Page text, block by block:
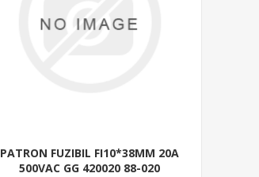
PATRON FUZIBIL FI10*38MM 20A
500VAC GG 420020 88-020